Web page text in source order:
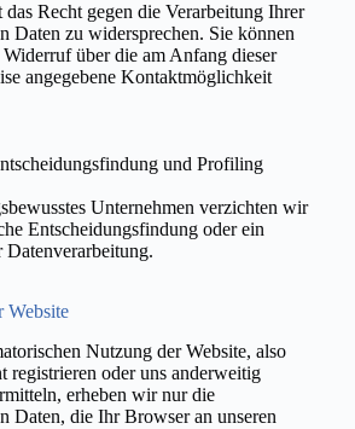
das Recht gegen die Verarbeitung Ihrer
Daten zu widersprechen. Sie können
über die am Anfang dieser
angegebene Kontaktmöglichkeit
und Profiling
Unternehmen verzichten wir
Entscheidungsfindung oder ein
Website
Nutzung der Website, also
registrieren oder uns anderweitig
erheben wir nur die
Daten, die Ihr Browser an unseren